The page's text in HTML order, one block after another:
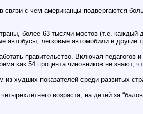
с чем американцы подвергаются
более 63 тысячи мостов (т.е.
легковые автомобили и другие
правительство. Включая педагогов
как 54 процента чиновников не знают,
из худших показателей среди развитых
возраста, на детей за